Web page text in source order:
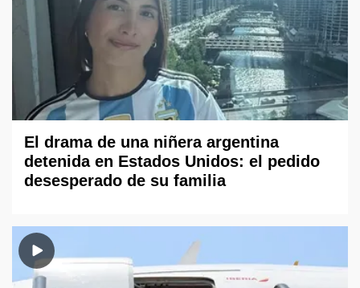
El drama de una niñera argentina
detenida en Estados Unidos: el pedido
desesperado de su familia